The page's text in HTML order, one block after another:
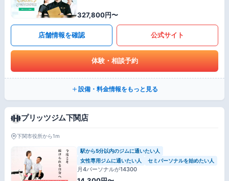
327,800円〜
店舗情報を確認 公式サイト
体験・相談予約
設備・料金情報をもっと見る
プリッツジム下関店
下関市役所から1m
駅から5分以内のジムに通いたい人
女性専用ジムに通いたい人
セミパーソナルを始めたい人
月4パーソナルが14300